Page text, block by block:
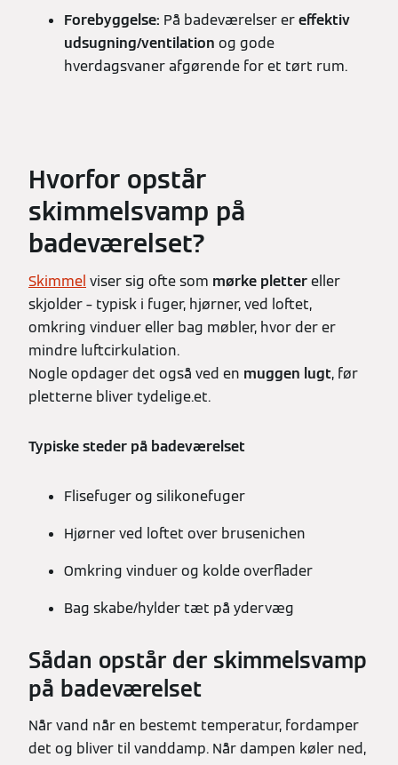
Forebyggelse: På badeværelser ereffektiv
udsugning/ventilation og gode
hverdagsvaner afgørende for et tørt rum.
Hvorfor opstår
skimmelsvamp på
badeværelset?
Skimmel viser sig ofte som mørke plettereller
skjolder – typisk i fuger, hjørner, ved loftet,
omkring vinduer eller bag møbler, hvor der er
mindre luftcirkulation.
Nogle opdager det også ved en muggen lugt, før
pletterne bliver tydelige.et.
Typiske steder på badeværelset
Flisefuger og silikonefuger
Hjørner ved loftet over brusenichen
Omkring vinduer og kolde overflader
Bag skabe/hylder tæt på ydervæg
Sådan opstår der skimmelsvamp
på badeværelset
Når vand når en bestemt temperatur, fordamper
det og bliver til vanddamp. Når dampen køler ned,